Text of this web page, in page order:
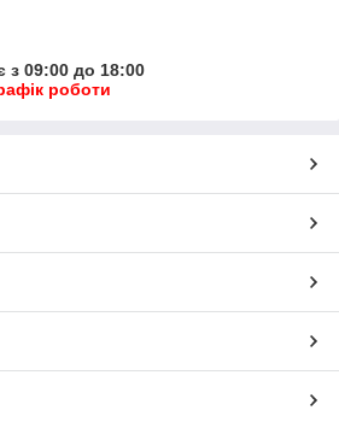
з 09:00 до 18:00
роботи